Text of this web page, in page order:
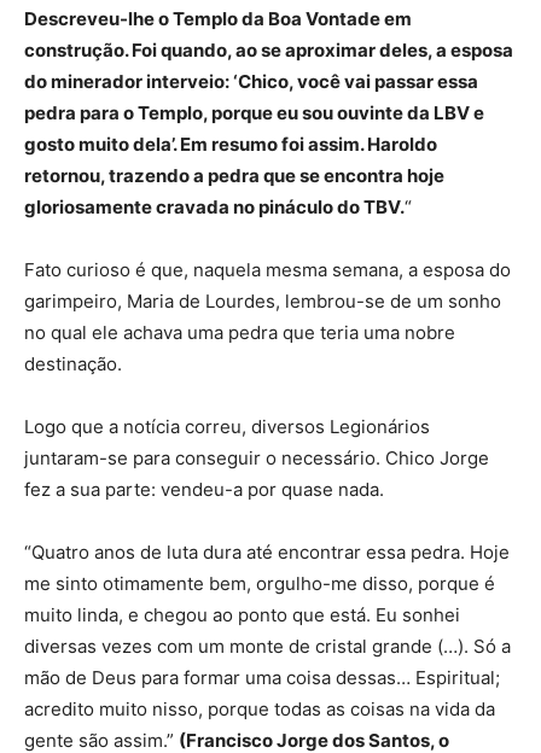
Descreveu-lhe o Templo da Boa Vontade em
construção. Foi quando, ao se aproximar deles, a esposa
do minerador interveio: ‘Chico, você vai passar essa
pedra para o Templo, porque eu sou ouvinte da LBV e
gosto muito dela’. Em resumo foi assim. Haroldo
retornou, trazendo a pedra que se encontra hoje
gloriosamente cravada no pináculo do TBV.“
Fato curioso é que, naquela mesma semana, a esposa do
garimpeiro, Maria de Lourdes, lembrou-se de um sonho
no qual ele achava uma pedra que teria uma nobre
destinação.
Logo que a notícia correu, diversos Legionários
juntaram-se para conseguir o necessário. Chico Jorge
fez a sua parte: vendeu-a por quase nada.
“Quatro anos de luta dura até encontrar essa pedra. Hoje
me sinto otimamente bem, orgulho-me disso, porque é
muito linda, e chegou ao ponto que está. Eu sonhei
diversas vezes com um monte de cristal grande (…). Só a
mão de Deus para formar uma coisa dessas… Espiritual;
acredito muito nisso, porque todas as coisas na vida da
gente são assim.” (Francisco Jorge dos Santos, o